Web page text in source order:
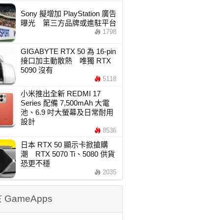
Sony 擬增加 PlayStation 廣告
曝光 第三方品牌或進駐平台
1798
GIGABYTE RTX 50 為 16-pin
接口加主動散熱 唯獨 RTX
5090 沒有
5118
小米推出全新 REDMI 17
Series 配備 7,500mAh 大電
池、6.9 吋大螢幕及日常耐用
設計
8536
日本 RTX 50 顯示卡掀搶購
潮 RTX 5070 Ti、5080 供貨
恐更不穩
2035
GameApps